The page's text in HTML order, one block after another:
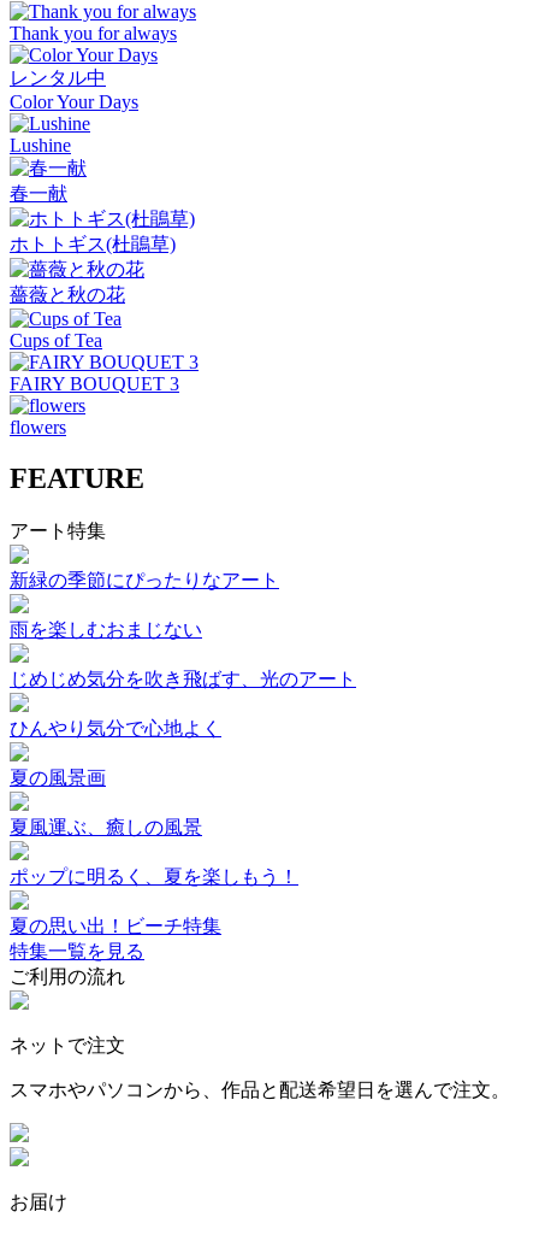
Thank you for always
レンタル中
Color Your Days
Lushine
春一献
ホトトギス(杜鵑草)
薔薇と秋の花
Cups of Tea
FAIRY BOUQUET 3
flowers
FEATURE
アート特集
新緑の季節にぴったりなアート
雨を楽しむおまじない
じめじめ気分を吹き飛ばす、光のアート
ひんやり気分で心地よく
夏の風景画
夏風運ぶ、癒しの風景
ポップに明るく、夏を楽しもう！
夏の思い出！ビーチ特集
特集一覧を見る
ご利用の流れ
ネットで注文
スマホやパソコンから、作品と配送希望日を選んで注文。
お届け